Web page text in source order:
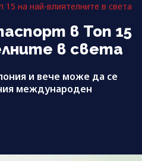
15 на най-влиятелните в света
в Топ 15
в света
и вече може да се
международен